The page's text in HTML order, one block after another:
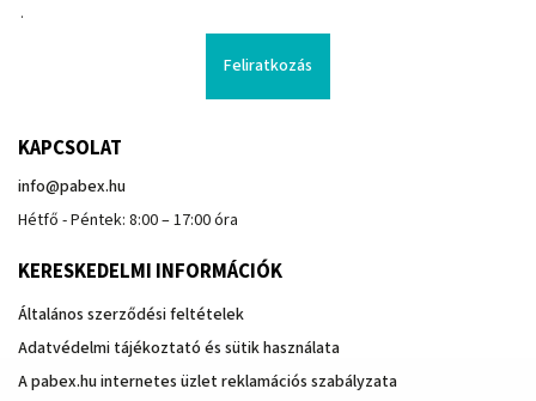
.
Feliratkozás
KAPCSOLAT
info@pabex.hu
Hétfő - Péntek: 8:00 – 17:00 óra
KERESKEDELMI INFORMÁCIÓK
Általános szerződési feltételek
Adatvédelmi tájékoztató és sütik használata
A pabex.hu internetes üzlet reklamációs szabályzata